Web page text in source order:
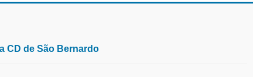
CD de São Bernardo